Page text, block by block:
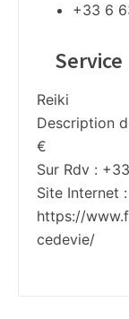
+33 6
Service
Reiki
Description
€
Sur Rdv :
Site Internet :
https://
cedevie/